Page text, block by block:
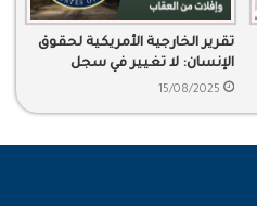
تقرير الخارجية الأمريكية لحقوق
الإنسان: لا تغيير في سجل
السعودية الحقوقي… انتهاكات
15/08/2025